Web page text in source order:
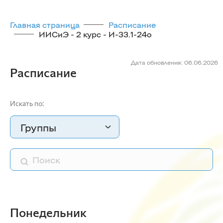
Главная страница
Расписание
ИИСиЭ - 2 курс - И-33.1-24o
Дата обновления: 06.06.2026
Расписание
Искать по:
Группы
Понедельник